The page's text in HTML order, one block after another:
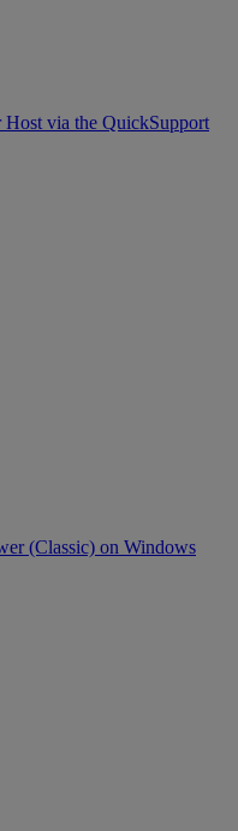
via the QuickSupport
(Classic) on Windows